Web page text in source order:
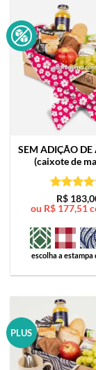
SEM ADIÇÃO DE
(caixote de
de 5
R$
ou R$ 177,51
escolha a estampa
PLUS